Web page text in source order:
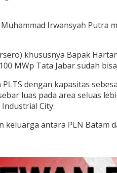
Irwansyah
khususnya Bapak
MWp Tata Jabar sudah
dengan kapasitas
luas pada area seluas
City.
antara PLN